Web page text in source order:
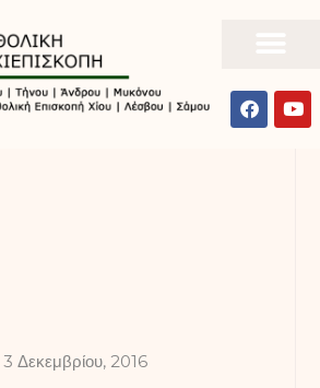
3 Δεκεμβρίου, 2016